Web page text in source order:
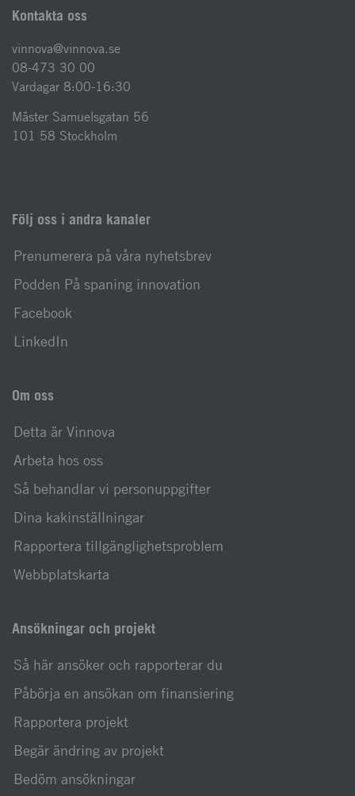
Kontakta oss
vinnova@vinnova.se
08-473 30 00
Vardagar 8:00-16:30
Mäster Samuelsgatan 56
101 58 Stockholm
Följ oss i andra kanaler
Prenumerera på våra nyhetsbrev
Podden På spaning innovation
Facebook
LinkedIn
Om oss
Detta är Vinnova
Arbeta hos oss
Så behandlar vi personuppgifter
Dina kakinställningar
Rapportera tillgänglighetsproblem
Webbplatskarta
Ansökningar och projekt
Så här ansöker och rapporterar du
Påbörja en ansökan om finansiering
Rapportera projekt
Begär ändring av projekt
Bedöm ansökningar